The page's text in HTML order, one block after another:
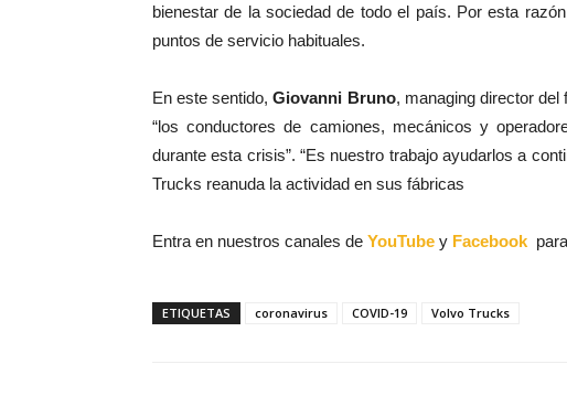
bienestar de la sociedad de todo el país. Por esta
puntos de servicio habituales.
En este sentido,Giovanni Bruno, managing director del
“los conductores de camiones, mecánicos y
durante esta crisis”. “Es nuestro trabajo ayudarlos a
Trucks reanuda la actividad en sus fábricas
Entra en nuestros canales de YouTube y Facebook
ETIQUETAS coronavirus COVID-19 Volvo Trucks